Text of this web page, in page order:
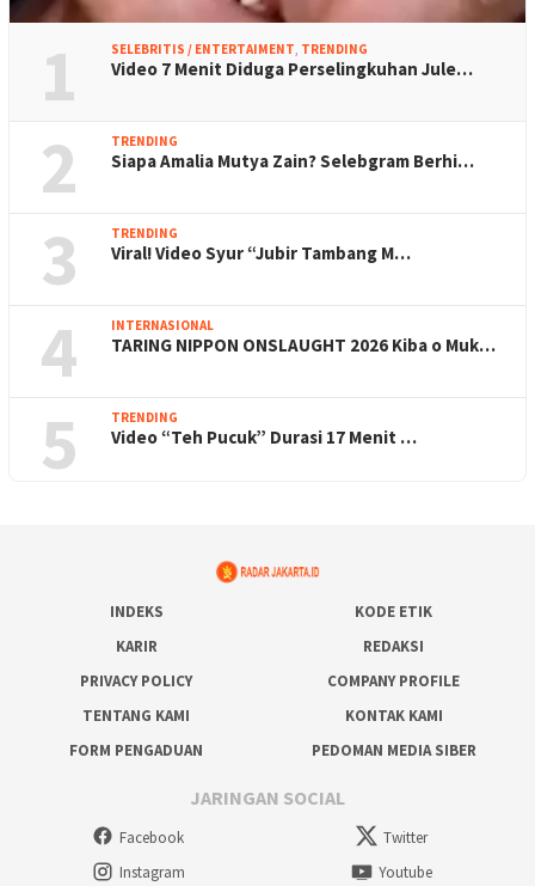
1 SELEBRITIS / ENTERTAIMENT, TRENDING
Video 7 Menit Diduga Perselingkuhan Jule…
2 TRENDING
Siapa Amalia Mutya Zain? Selebgram Berhi…
3 TRENDING
Viral! Video Syur “Jubir Tambang M…
4 INTERNASIONAL
TARING NIPPON ONSLAUGHT 2026 Kiba o Muk…
5 TRENDING
Video “Teh Pucuk” Durasi 17 Menit …
INDEKS
KODE ETIK
KARIR
REDAKSI
PRIVACY POLICY
COMPANY PROFILE
TENTANG KAMI
KONTAK KAMI
FORM PENGADUAN
PEDOMAN MEDIA SIBER
JARINGAN SOCIAL
Facebook
Twitter
Instagram
Youtube